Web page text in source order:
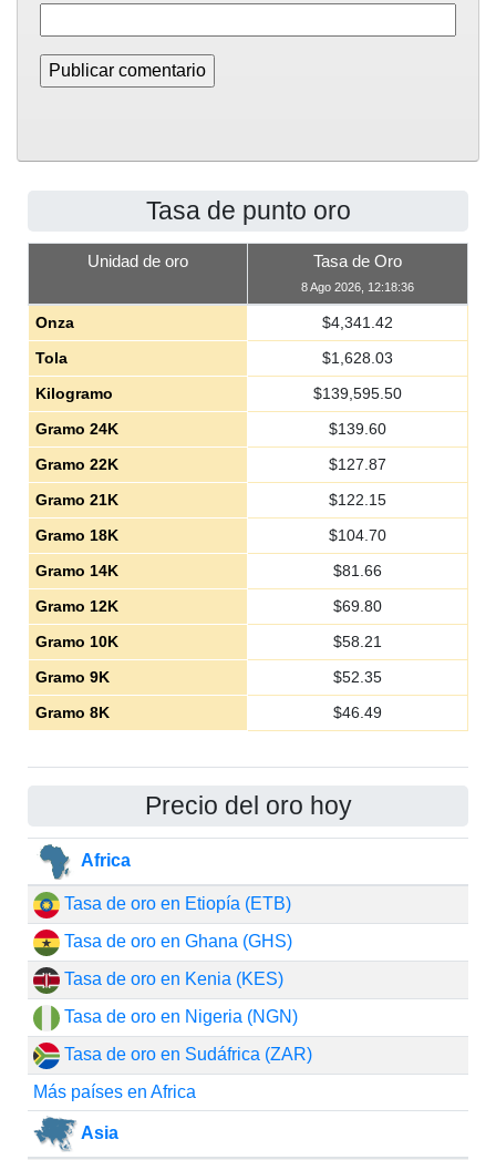
Tasa de punto oro
Unidad de oro Tasa de Oro
8 Ago 2026, 12:18:36
Onza $4,341.42
Tola
$1,628.03
Kilogramo
$139,595.50
Gramo 24K
$139.60
Gramo 22K
$127.87
Gramo 21K
$122.15
Gramo 18K
$104.70
Gramo 14K
$81.66
Gramo 12K
$69.80
Gramo 10K
$58.21
Gramo 9K
$52.35
Gramo 8K
$46.49
Precio del oro hoy
Africa
Tasa de oro en Etiopía (ETB)
Tasa de oro en Ghana (GHS)
Tasa de oro en Kenia (KES)
Tasa de oro en Nigeria (NGN)
Tasa de oro en Sudáfrica (ZAR)
Más países en Africa
Asia